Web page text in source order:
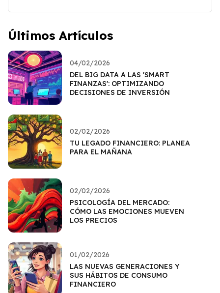
Últimos Artículos
04/02/2026
DEL BIG DATA A LAS 'SMART
FINANZAS': OPTIMIZANDO
DECISIONES DE INVERSIÓN
02/02/2026
TU LEGADO FINANCIERO: PLANEA
PARA EL MAÑANA
02/02/2026
PSICOLOGÍA DEL MERCADO:
CÓMO LAS EMOCIONES MUEVEN
LOS PRECIOS
01/02/2026
LAS NUEVAS GENERACIONES Y
SUS HÁBITOS DE CONSUMO
FINANCIERO